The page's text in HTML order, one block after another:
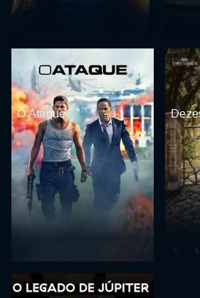
O Ataque